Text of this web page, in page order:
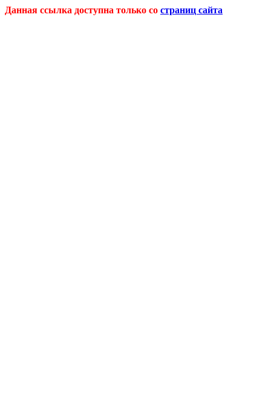
Данная ссылка доступна только со страниц сайта